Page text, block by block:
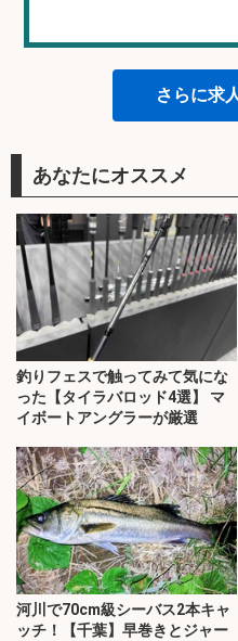
さらに求
あなたにオススメ
釣りフェスで触ってみて気にな
った【タイラバロッド4選】 マ
イボートアングラーが厳選
河川で70cm級シーバス2本キャ
ッチ！【千葉】早巻きとジャー